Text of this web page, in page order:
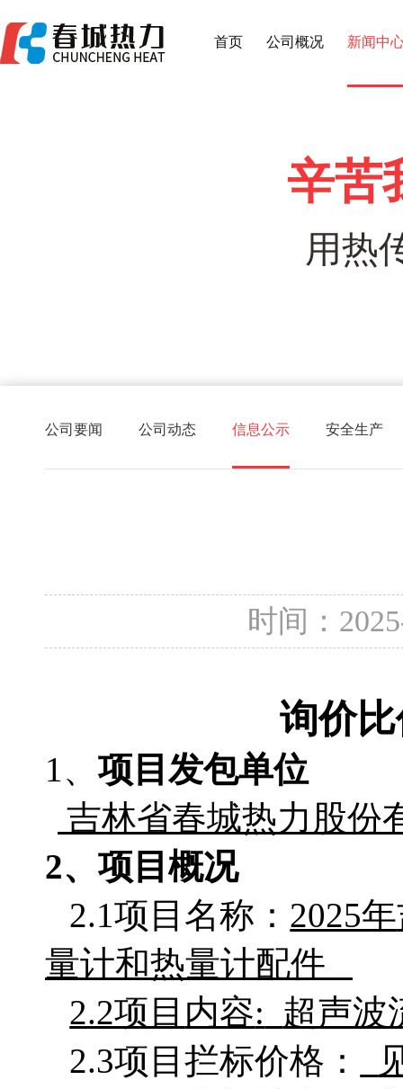
首页 公司概况 新闻中
辛苦
用热
公司要闻 公司动态 信息公示 安全生产
时间：
询价
1、 项目发包单位
吉林省春城热力股份
2、项目概况
2.1项目名称： 2025年
量计和热量计配件
2.2项目 内容: 超声波
2.3项目拦标价格：